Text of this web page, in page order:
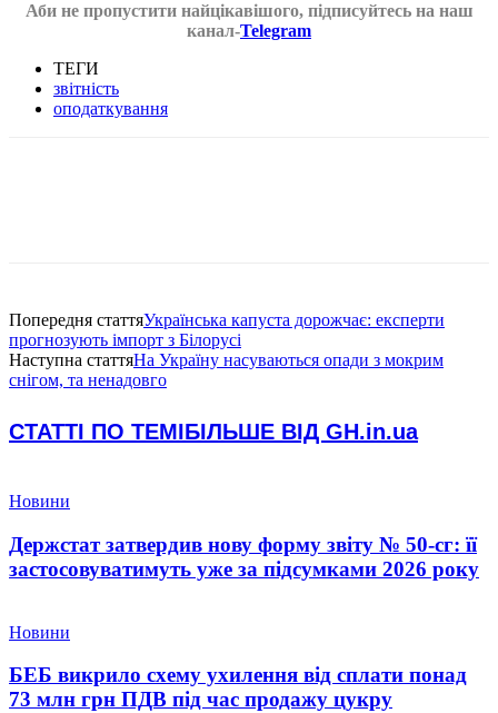
Аби не пропустити найцікавішого, підписуйтесь на наш
канал-Telegram
ТЕГИ
звітність
оподаткування
Попередня статтяУкраїнська капуста дорожчає: експерти
прогнозують імпорт з Білорусі
Наступна статтяНа Україну насуваються опади з мокрим
снігом, та ненадовго
СТАТТІ ПО ТЕМІБІЛЬШЕ ВІД GH.in.ua
Новини
Держстат затвердив нову форму звіту № 50-сг: її
застосовуватимуть уже за підсумками 2026 року
Новини
БЕБ викрило схему ухилення від сплати понад
73 млн грн ПДВ під час продажу цукру